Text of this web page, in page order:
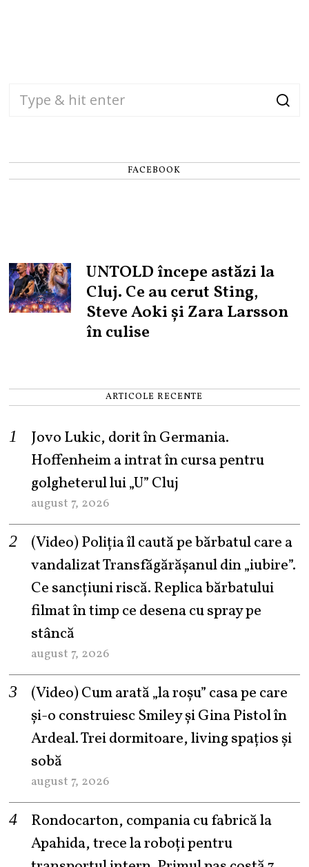
FACEBOOK
UNTOLD începe astăzi la
Cluj. Ce au cerut Sting,
Steve Aoki și Zara Larsson
în culise
ARTICOLE RECENTE
Jovo Lukic, dorit în Germania.
Hoffenheim a intrat în cursa pentru
golgheterul lui „U” Cluj
august 7, 2026
(Video) Poliția îl caută pe bărbatul care a
vandalizat Transfăgărășanul din „iubire”.
Ce sancțiuni riscă. Replica bărbatului
filmat în timp ce desena cu spray pe
stâncă
august 7, 2026
(Video) Cum arată „la roşu” casa pe care
şi-o construiesc Smiley şi Gina Pistol în
Ardeal. Trei dormitoare, living spațios și
sobă
august 7, 2026
Rondocarton, compania cu fabrică la
Apahida, trece la roboți pentru